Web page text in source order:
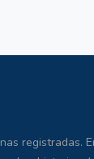
registradas.